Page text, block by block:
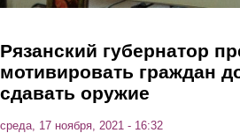
Рязанский губернатор
мотивировать граждан
сдавать оружие
среда, 17 ноября, 2021 - 16:32